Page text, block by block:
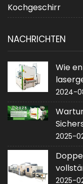
Kochgeschirr
NACHRICHTEN
Wie
2024-
2025-
2025-